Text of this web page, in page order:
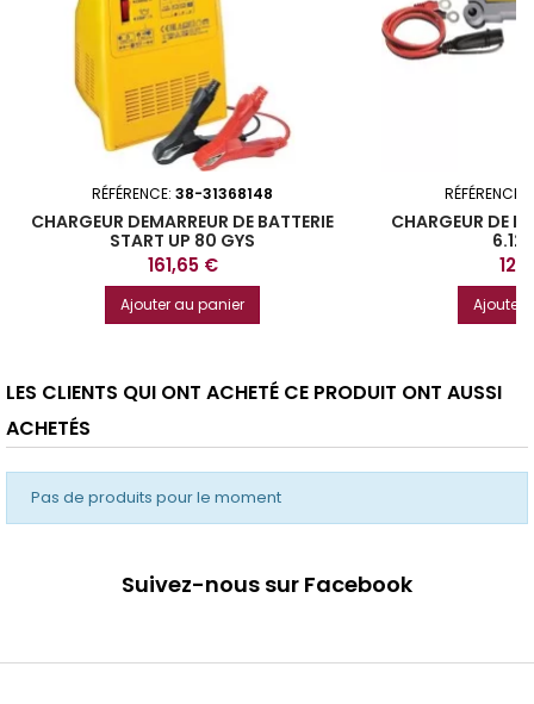
RÉFÉRENCE: 38-31368148
CHARGEUR DEMARREUR DE BATTERIE
START UP 80 GYS
Prix
161,65 €
Ajouter au panier
RÉFÉRENCE:
CHARGEUR DE
6.12
Prix
Ajouter
LES CLIENTS QUI ONT ACHETÉ CE PRODUIT ONT AUSSI
ACHETÉS
Pas de produits pour le moment
Suivez-nous sur Facebook